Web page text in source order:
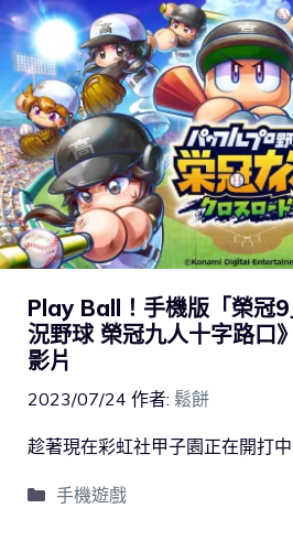
Play Ball！手機版「榮冠
況野球 榮冠九人十字路口
影片
2023/07/24 作者: 鬆餅
趁著現在彩虹社甲子園正在開打
手機遊戲